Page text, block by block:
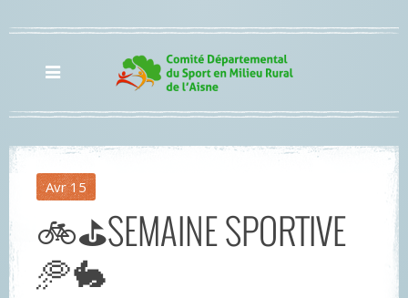
Avr 15
🚲⛳SEMAINE SPORTIVE
🥏🐇